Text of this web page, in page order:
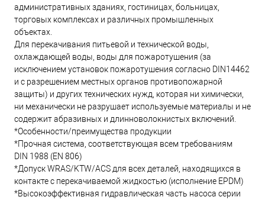
административных зданиях, гостиницах, больницах,
торговых комплексах и различных промышленных
объектах.
Для перекачивания питьевой и технической воды,
охлаждающей воды, воды для пожаротушения (за
исключением установок пожаротушения согласно DIN14462
и с разрешением местных органов противопожарной
защиты) и других технических нужд, которая ни химически,
ни механически не разрушает используемые материалы и не
содержит абразивных и длинноволокнистых включений.
*Особенности/преимущества продукции
*Прочная система, соответствующая всем требованиям
DIN 1988 (EN 806)
*Допуск WRAS/KTW/ACS для всех деталей, находящихся в
контакте с перекачиваемой жидкостью (исполнение EPDM)
*Высокоэффективная гидравлическая часть насоса серии